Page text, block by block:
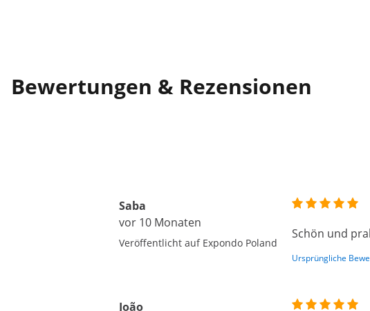
Bewertungen & Rezensionen
Saba
vor 10 Monaten
Veröffentlicht auf Expondo Poland
Schön und
Ursprüngliche
João